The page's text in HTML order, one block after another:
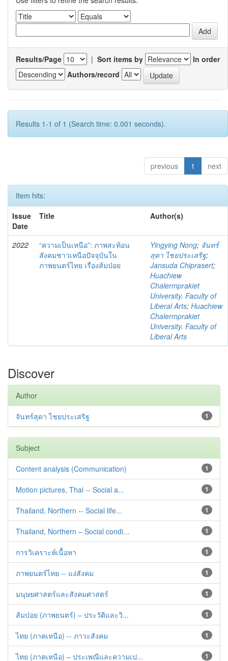
Results/Page | Sort items by
In order
Authors/record
Results 1-1 of 1 (Search time: 0.001 seconds).
previous 1 next
Item hits:
Issue
Date
Title Author(s)
2022
“ความเป็นเหนือ”: ภาพสะท้อน
สังคมชาวเหนือปัจจุบันใน
ภาพยนตร์ไทย เรื่องส้มป่อย
Yingying Nong; จันทร์
สุดา ไชยประเสริฐ;
Jansuda Chiprasert;
Huachiew
Chalermprakiet
University. Faculty of
Liberal Arts; Huachiew
Chalermprakiet
University. Faculty of
Liberal Arts
Discover
Author
1
จันทร์สุดา ไชยประเสริฐ
Subject
1
Content analysis (Communication)
1
Motion pictures, Thai -- Social a...
1
Thailand, Northern -- Social life...
1
Thailand, Northern – Social condi...
1
การวิเคราะห์เนื้อหา
1
ภาพยนตร์ไทย -- แง่สังคม
1
มนุษยศาสตร์และสังคมศาสตร์
1
ส้มป่อย (ภาพยนตร์) – ประวัติและวิ...
1
ไทย (ภาคเหนือ) -- ภาวะสังคม
1
ไทย (ภาคเหนือ) – ประเพณีและความเป...